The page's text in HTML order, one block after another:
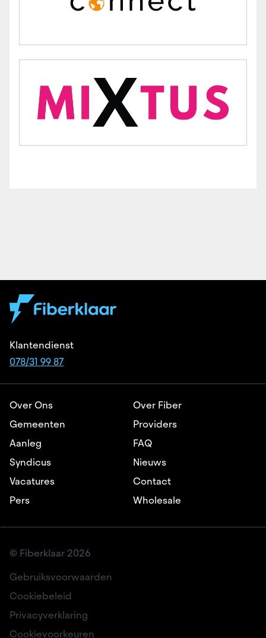
Klantendienst
078/31 99 87
Over Ons
Over Fiber
Gemeenten
Providers
Aanleg
FAQ
Syndicus
Nieuws
Vacatures
Contact
Pers
Wholesale
© Fiberklaar 2026
Gebruiksvoorwaarden
Cookiebeleid
Privacyverklaring
Cookievoorkeuren